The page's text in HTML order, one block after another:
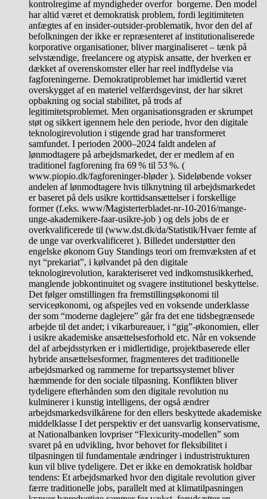
kontrolregime af myndigheder overfor borgerne. Den model
har altid været et demokratisk problem, fordi legitimiteten
anfægtes af en insider-outsider-problematik, hvor den del af
befolkningen der ikke er repræsenteret af institutionaliserede
korporative organisationer, bliver marginaliseret – tænk på
selvstændige, freelancere og atypisk ansatte, der hverken er
dækket af overenskomster eller har reel indflydelse via
fagforeningerne. Demokratiproblemet har imidlertid været
overskygget af en materiel velfærdsgevinst, der har sikret
opbakning og social stabilitet, på trods af
legitimitetsproblemet. Men organisationsgraden er skrumpet
støt og sikkert igennem hele den periode, hvor den digitale
teknologirevolution i stigende grad har transformeret
samfundet. I perioden 2000–2024 faldt andelen af
lønmodtagere på arbejdsmarkedet, der er medlem af en
traditionel fagforening fra 69 % til 53 %. (
www.piopio.dk/fagforeninger-bløder ). Sideløbende vokser
andelen af lønmodtagere hvis tilknytning til arbejdsmarkedet
er baseret på dels usikre korttidsansættelser i forskellige
former (f.eks. www/Magisterterbladet-nr-10-2016/mange-
unge-akademikere-faar-usikre-job ) og dels jobs de er
overkvalificerede til (www.dst.dk/da/Statistik/Hvaer femte af
de unge var overkvalificeret ). Billedet understøtter den
engelske økonom Guy Standings teori om fremvæksten af et
nyt “prekariat”, i kølvandet på den digitale
teknologirevolution, karakteriseret ved indkomstusikkerhed,
manglende jobkontinuitet og svagere institutionel beskyttelse.
Det følger omstillingen fra fremstillingsøkonomi til
serviceøkonomi, og afspejles ved en voksende underklasse
der som “moderne daglejere” går fra det ene tidsbegrænsede
arbejde til det andet; i vikarbureauer, i “gig”-økonomien, eller
i usikre akademiske ansættelsesforhold etc. Når en voksende
del af arbejdsstyrken er i midlertidige, projektbaserede eller
hybride ansættelsesformer, fragmenteres det traditionelle
arbejdsmarked og rammerne for trepartssystemet bliver
hæmmende for den sociale tilpasning. Konflikten bliver
tydeligere efterhånden som den digitale revolution nu
kulminerer i kunstig intelligens, der også ændrer
arbejdsmarkedsvilkårene for den ellers beskyttede akademiske
middelklasse I det perspektiv er det uansvarlig konservatisme,
at Nationalbanken lovpriser “Flexicurity-modellen” som
svaret på en udvikling, hvor behovet for fleksibilitet i
tilpasningen til fundamentale ændringer i industristrukturen
kun vil blive tydeligere. Det er ikke en demokratisk holdbar
tendens: Et arbejdsmarked hvor den digitale revolution giver
færre traditionelle jobs, parallelt med at klimatilpasningen